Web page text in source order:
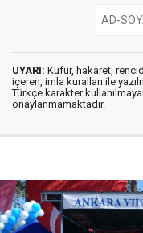
UYARI: Küfür, hakaret,
içeren, imla kuralları ile
Türkçe karakter
onaylanmamaktadır.